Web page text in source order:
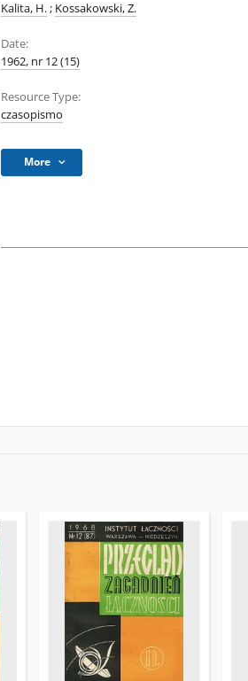
Kalita, H.; Kossakowski, Z.
Date:
1962, nr 12 (15)
Resource Type:
czasopismo
More